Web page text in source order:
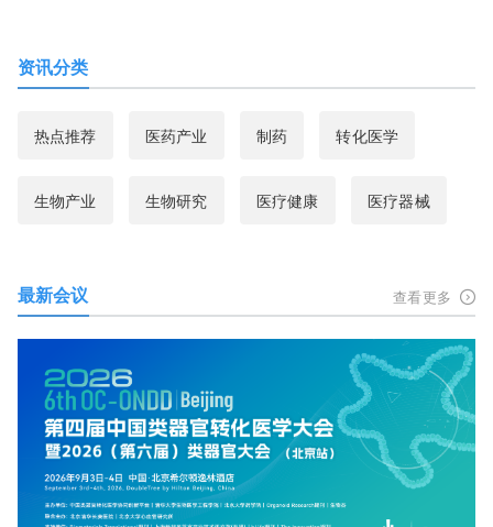
资讯分类
热点推荐 医药产业 制药 转化医学
生物产业 生物研究 医疗健康 医疗器械
最新会议 查看更多